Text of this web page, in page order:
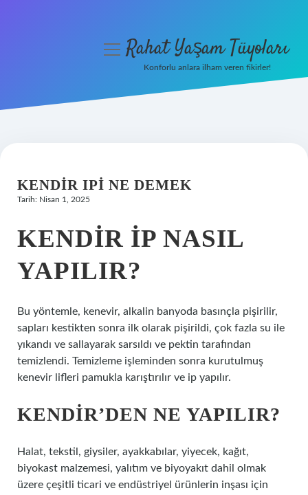
Hakkımızda
menüyüRahat Yaşam Tüyoları
Konforlu anlara ilham veren fikirler!
KENDIR IPI NE DEMEK
Tarih: Nisan 1, 2025
KENDIR IP NASIL
YAPILIR?
Bu yöntemle, kenevir, alkalin banyoda basınçla pişirilir,
sapları kestikten sonra ilk olarak pişirildi, çok fazla su ile
yıkandı ve sallayarak sarsıldı ve pektin tarafından
temizlendi. Temizleme işleminden sonra kurutulmuş
kenevir lifleri pamukla karıştırılır ve ip yapılır.
KENDIR’DEN NE YAPILIR?
Halat, tekstil, giysiler, ayakkabılar, yiyecek, kağıt,
biyokast malzemesi, yalıtım ve biyoyakıt dahil olmak
üzere çeşitli ticari ve endüstriyel ürünlerin inşası için